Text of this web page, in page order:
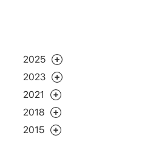
2025
2023
2021
2018
2015